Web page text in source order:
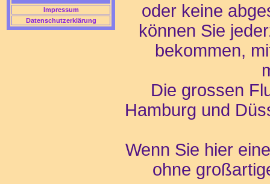
Impressum
Datenschutzerklärung
oder keine
können Sie
bekommen,
Die grossen
Hamburg und
Wenn Sie hier
ohne